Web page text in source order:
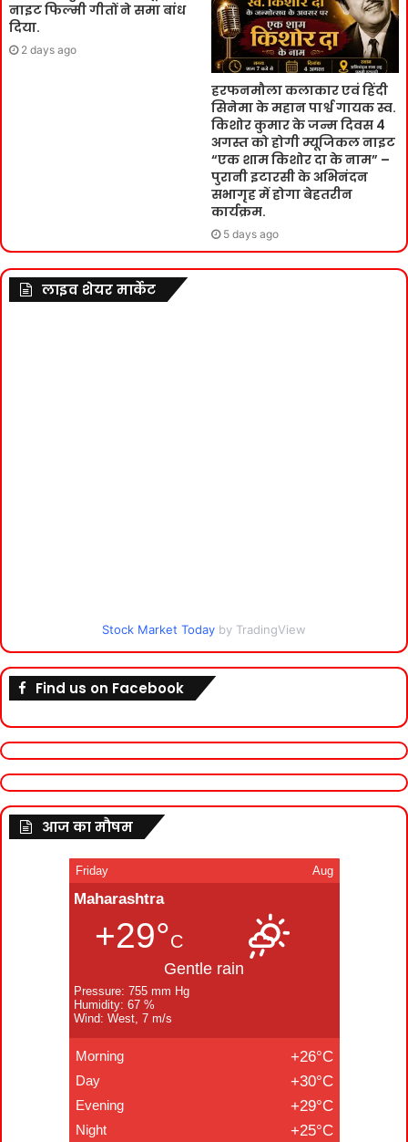
नाइट फिल्मी गीतों ने समा बांध
दिया.
2 days ago
हरफनमौला कलाकार एवं हिंदी
सिनेमा के महान पार्श्व गायक स्व.
किशोर कुमार के जन्म दिवस 4
अगस्त को होगी म्यूजिकल नाइट
“एक शाम किशोर दा के नाम” –
पुरानी इटारसी के अभिनंदन
सभागृह में होगा बेहतरीन
कार्यक्रम.
5 days ago
लाइव शेयर मार्केट
Stock Market Today by TradingView
Find us on Facebook
आज का मौषम
Friday Aug
Maharashtra
+29°C
Gentle rain
Pressure: 755 mm Hg
Humidity: 67 %
Wind: West, 7 m/s
Morning +26°C
Day +30°C
Evening +29°C
Night +25°C